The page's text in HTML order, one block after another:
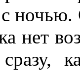
ночью.
нет